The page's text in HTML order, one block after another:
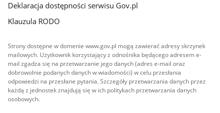
Deklaracja dostępności serwisu Gov.pl
Klauzula RODO
Strony dostępne w domenie www.gov.pl mogą zawierać adresy skrzynek
mailowych. Użytkownik korzystający z odnośnika będącego adresem e-
mail zgadza się na przetwarzanie jego danych (adres e-mail oraz
dobrowolnie podanych danych w wiadomości) w celu przesłania
odpowiedzi na przesłane pytania. Szczegóły przetwarzania danych przez
każdą z jednostek znajdują się w ich politykach przetwarzania danych
osobowych.